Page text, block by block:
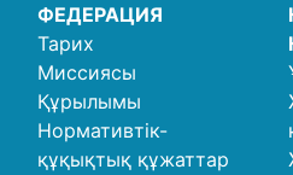
ФЕДЕРАЦИЯ
Тарих
Миссиясы
Құрылымы
Нормативтік-
құқықтық құжаттар